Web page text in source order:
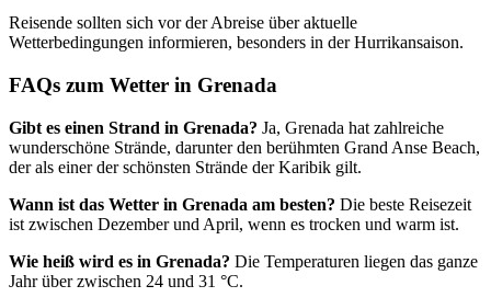
Reisende sollten sich vor der Abreise über aktuelle
Wetterbedingungen informieren, besonders in der Hurrikansaison.
FAQs zum Wetter in Grenada
Gibt es einen Strand in Grenada? Ja, Grenada hat zahlreiche
wunderschöne Strände, darunter den berühmten Grand Anse Beach,
der als einer der schönsten Strände der Karibik gilt.
Wann ist das Wetter in Grenada am besten? Die beste Reisezeit
ist zwischen Dezember und April, wenn es trocken und warm ist.
Wie heiß wird es in Grenada? Die Temperaturen liegen das ganze
Jahr über zwischen 24 und 31 °C.